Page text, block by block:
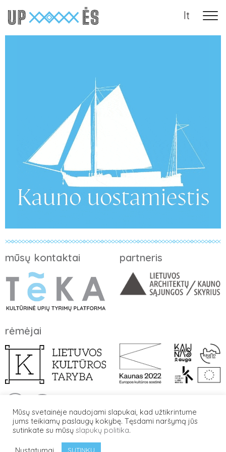
Main Navigation lt
mūsų kontaktai partneris
rėmėjai
© 2026 Visos teisės saugomos. Draudžiama be leidimo naudoti
bet kokią puslapio informaciją, foto ir video medžiagą.
Mūsų svetainėje naudojami slapukai, kad užtikrintume
jums teikiamų paslaugų kokybę. Tęsdami naršymą jūs
sutinkate su mūsų slapukų politika.
Nustatymai SUTINKU